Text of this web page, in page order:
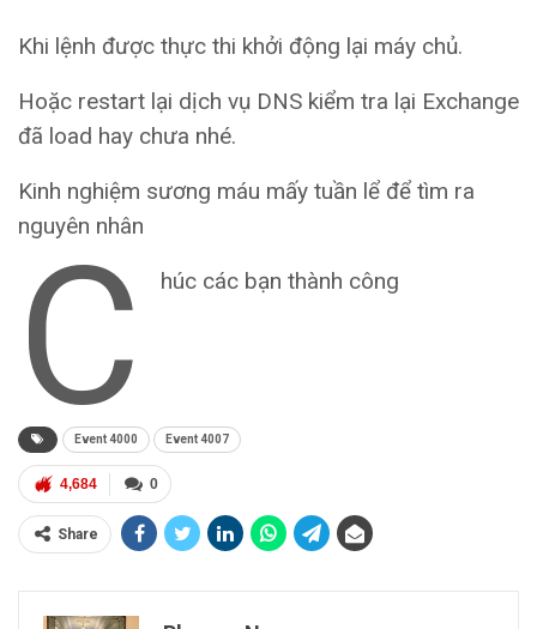
Khi lệnh được thực thi khởi động lại máy chủ.
Hoặc restart lại dịch vụ DNS kiểm tra lại Exchange
đã load hay chưa nhé.
Kinh nghiệm sương máu mấy tuần lể để tìm ra
nguyên nhân
C húc các bạn thành công
Event 4000 Event 4007
0
4,684
Share